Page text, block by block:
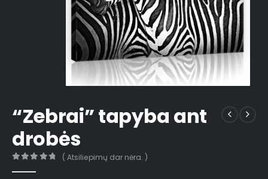
“Zebrai” tapyba ant
drobės
( Atsiliepimų dar nėra. )